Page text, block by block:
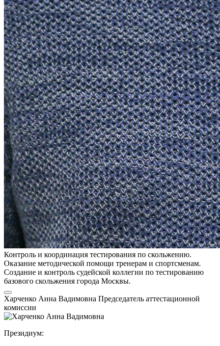
Контроль и координация тестирования по скольжению.
Оказание методической помощи тренерам и спортсменам.
Создание и контроль судейской коллегии по тестированию
базового скольжения города Москвы.
Харченко Анна Вадимовна Председатель аттестационной
комиссии
Президиум: